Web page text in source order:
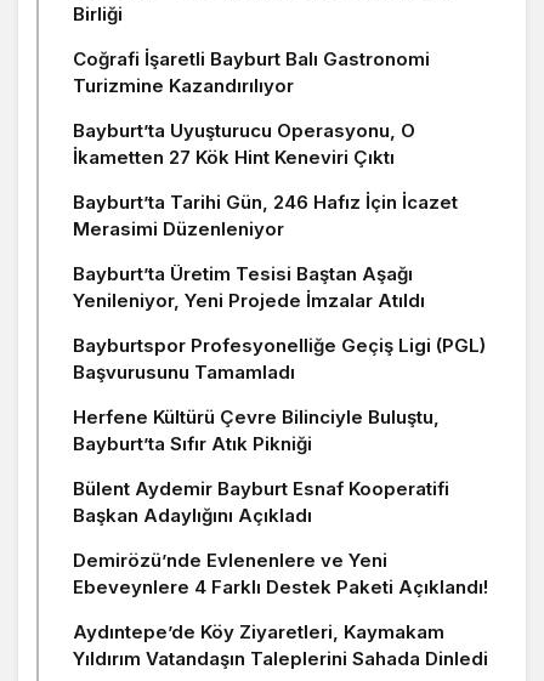
Birliği
Coğrafi İşaretli Bayburt Balı Gastronomi
Turizmine Kazandırılıyor
Bayburt’ta Uyuşturucu Operasyonu, O
İkametten 27 Kök Hint Keneviri Çıktı
Bayburt’ta Tarihi Gün, 246 Hafız İçin İcazet
Merasimi Düzenleniyor
Bayburt’ta Üretim Tesisi Baştan Aşağı
Yenileniyor, Yeni Projede İmzalar Atıldı
Bayburtspor Profesyonelliğe Geçiş Ligi (PGL)
Başvurusunu Tamamladı
Herfene Kültürü Çevre Bilinciyle Buluştu,
Bayburt’ta Sıfır Atık Pikniği
Bülent Aydemir Bayburt Esnaf Kooperatifi
Başkan Adaylığını Açıkladı
Demirözü’nde Evlenenlere ve Yeni
Ebeveynlere 4 Farklı Destek Paketi Açıklandı!
Aydıntepe’de Köy Ziyaretleri, Kaymakam
Yıldırım Vatandaşın Taleplerini Sahada Dinledi